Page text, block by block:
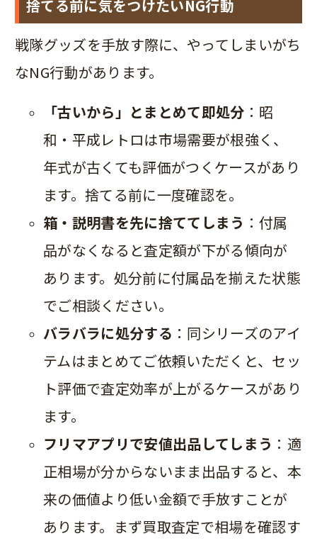
捨てる前に気をつけたいNG行動
戦隊グッズを手放す際に、やってしまいがち
なNG行動があります。
「古いから」とまとめて即処分 ：昭
和・平成レトロは市場需要が根強く、
年式が古くても評価がつくケースがあり
ます。捨てる前に一度確認を。
箱・説明書を先に捨ててしまう ：付属
品がなくなると査定額が下がる傾向が
あります。処分前に付属品を揃えた状態
でご相談ください。
バラバラに処分する ：同シリーズのアイ
テムはまとめてご依頼いただくと、セッ
ト評価で査定効率が上がるケースがあり
ます。
フリマアプリで安値出品してしまう ：適
正相場が分からないまま出品すると、本
来の価値より低い金額で手放すことが
あります。まず買取査定で相場を確認す